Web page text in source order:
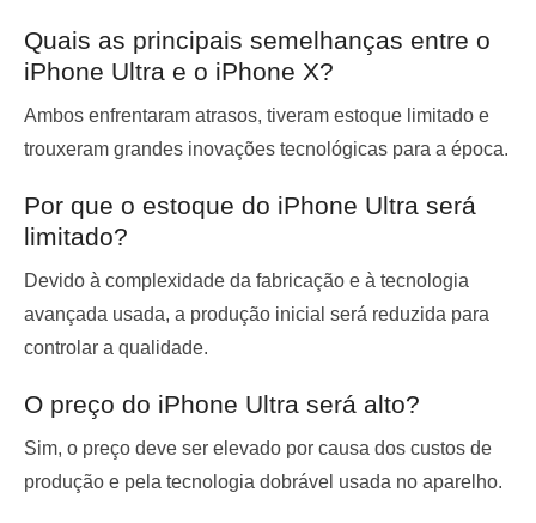
Quais as principais semelhanças entre o
iPhone Ultra e o iPhone X?
Ambos enfrentaram atrasos, tiveram estoque limitado e
trouxeram grandes inovações tecnológicas para a época.
Por que o estoque do iPhone Ultra será
limitado?
Devido à complexidade da fabricação e à tecnologia
avançada usada, a produção inicial será reduzida para
controlar a qualidade.
O preço do iPhone Ultra será alto?
Sim, o preço deve ser elevado por causa dos custos de
produção e pela tecnologia dobrável usada no aparelho.